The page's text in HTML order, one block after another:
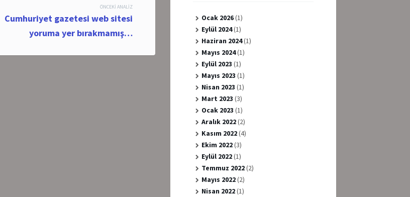
ÖNCEKI ANALIZ
Cumhuriyet gazetesi web sitesi
yoruma yer bırakmamış…
Ocak 2026(1)
Eylül 2024(1)
Haziran 2024(1)
Mayıs 2024(1)
Eylül 2023 (1)
Mayıs 2023 (1)
Nisan 2023 (1)
Mart 2023 (3)
Ocak 2023 (1)
Aralık 2022(2)
Kasım 2022(4)
Ekim 2022(3)
Eylül 2022(1)
Temmuz 2022(2)
Mayıs 2022(2)
Nisan 2022(1)